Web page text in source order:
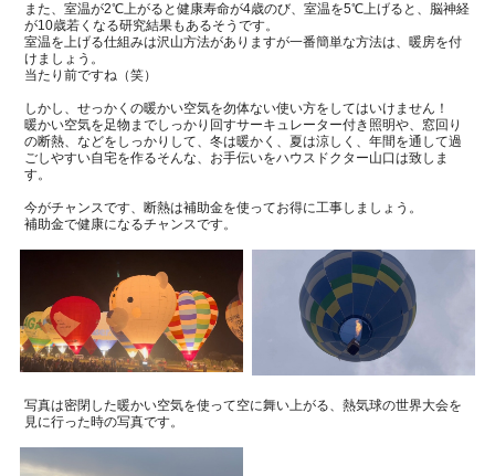
また、室温が2℃上がると健康寿命が4歳のび、室温を5℃上げると、脳神経
が10歳若くなる研究結果もあるそうです。
室温を上げる仕組みは沢山方法がありますが一番簡単な方法は、暖房を付
けましょう。
当たり前ですね（笑）
しかし、せっかくの暖かい空気を勿体ない使い方をしてはいけません！
暖かい空気を足物までしっかり回すサーキュレーター付き照明や、窓回り
の断熱、などをしっかりして、冬は暖かく、夏は涼しく、年間を通して過
ごしやすい自宅を作るそんな、お手伝いをハウスドクター山口は致しま
す。
今がチャンスです、断熱は補助金を使ってお得に工事しましょう。
補助金で健康になるチャンスです。
写真は密閉した暖かい空気を使って空に舞い上がる、熱気球の世界大会を
見に行った時の写真です。